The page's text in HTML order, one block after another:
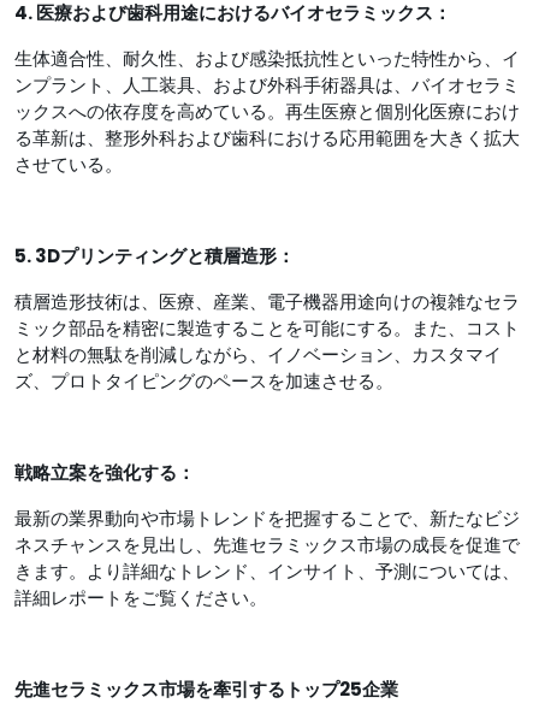
4. 医療および歯科用途におけるバイオセラミックス：
生体適合性、耐久性、および感染抵抗性といった特性から、イ
ンプラント、人工装具、および外科手術器具は、バイオセラミ
ックスへの依存度を高めている。再生医療と個別化医療におけ
る革新は、整形外科および歯科における応用範囲を大きく拡大
させている。
5. 3Dプリンティングと積層造形：
積層造形技術は、医療、産業、電子機器用途向けの複雑なセラ
ミック部品を精密に製造することを可能にする。また、コスト
と材料の無駄を削減しながら、イノベーション、カスタマイ
ズ、プロトタイピングのペースを加速させる。
戦略立案を強化する：
最新の業界動向や市場トレンドを把握することで、新たなビジ
ネスチャンスを見出し、先進セラミックス市場の成長を促進で
きます。より詳細なトレンド、インサイト、予測については、
詳細レポートをご覧ください。
先進セラミックス市場を牽引するトップ25企業